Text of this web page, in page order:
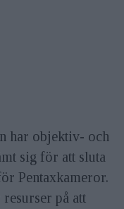
har objektiv- och
sig för att sluta
Pentaxkameror.
på att